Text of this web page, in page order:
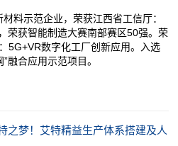
料示范企业，荣获江西省工信厅：
荣获智能制造大赛南部赛区50强。荣
5G+VR数字化工厂创新应用。入选
融合应用示范项目。
之梦！艾特精益生产体系搭建及人